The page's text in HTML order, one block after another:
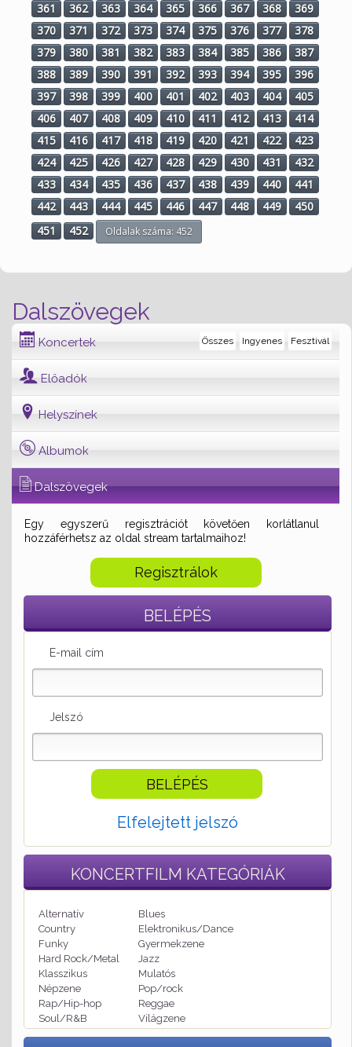
Dalszövegek
Koncertek Fesztivál
Ingyenes
Összes
Előadók
Helyszínek
Albumok
Dalszövegek
Egy egyszerű regisztrációt követően korlátlanul
hozzáférhetsz az oldal stream tartalmaihoz!
Regisztrálok
BELÉPÉS
E-mail cím
Jelszó
Elfelejtett jelszó
KONCERTFILM KATEGÓRIÁK
Alternatív
Blues
Country
Elektronikus/Dance
Funky
Gyermekzene
Hard Rock/Metal
Jazz
Klasszikus
Mulatós
Népzene
Pop/rock
Rap/Hip-hop
Reggae
Soul/R&B
Világzene
361
362 363 364 365 366 367 368
369
370
371 372 373 374 375 376 377
378
379
380 381 382 383 384 385 386
387
388
389 390 391 392 393 394 395
396
397
398 399 400 401 402 403 404
405
406
407 408 409 410 411 412 413
414
415
416 417 418 419 420 421 422
423
424
425 426 427 428 429 430 431
432
433
434 435 436 437 438 439 440
441
442
443 444 445 446 447 448 449
450
451
452 Oldalak száma: 452